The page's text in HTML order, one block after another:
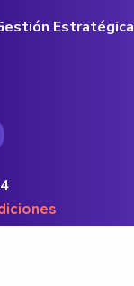
Estratégica